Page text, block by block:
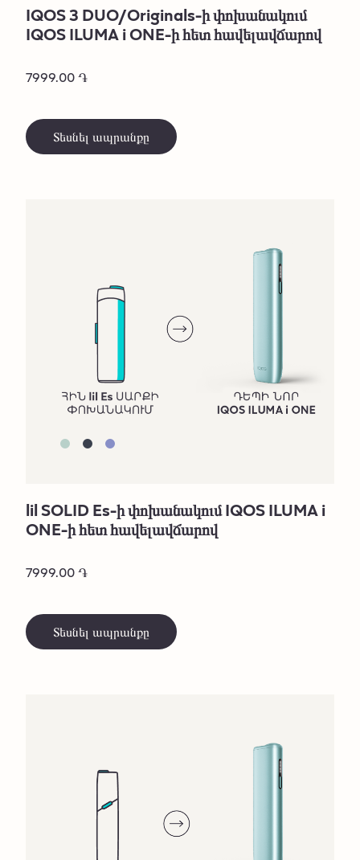
IQOS 3 DUO/Originals-ի փոխանակում
IQOS ILUMA i ONE-ի հետ հավելավճարով
7999.00 ֏
Տեսնել ապրանքը
lil SOLID Es-ի փոխանակում IQOS ILUMA i
ONE-ի հետ հավելավճարով
7999.00 ֏
Տեսնել ապրանքը